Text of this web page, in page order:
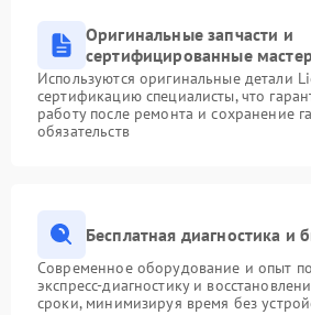
Оригинальные запчасти и
сертифицированные
Используются оригинальные детали
сертификацию специалисты, что
работу после ремонта и сохранение
обязательств
Бесплатная диагностика и
Современное оборудование и опыт
экспресс-диагностику и
сроки, минимизируя время без